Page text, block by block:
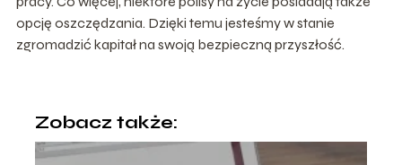
opcję oszczędzania. Dzięki temu jesteśmy w stanie
zgromadzić kapitał na swoją bezpieczną przyszłość.
Zobacz także: